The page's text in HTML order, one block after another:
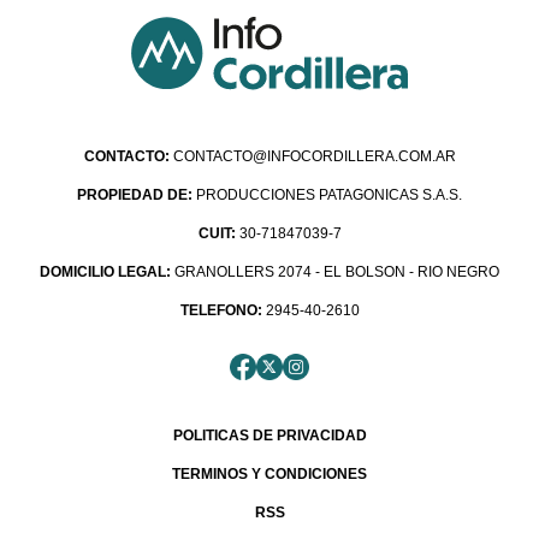
CONTACTO: CONTACTO@INFOCORDILLERA.COM.AR
PROPIEDAD DE: PRODUCCIONES PATAGONICAS S.A.S.
CUIT: 30-71847039-7
DOMICILIO LEGAL: GRANOLLERS 2074 - EL BOLSON - RIO NEGRO
TELEFONO: 2945-40-2610
POLITICAS DE PRIVACIDAD
TERMINOS Y CONDICIONES
RSS